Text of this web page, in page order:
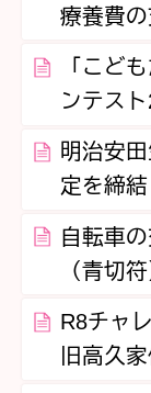
療養費
「こど
ンテス
明治安
定を締結
自転車
（青切
R8チャ
旧高久